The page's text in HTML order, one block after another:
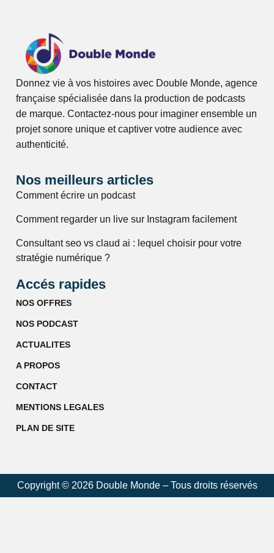
Donnez vie à vos histoires avec Double Monde, agence
française spécialisée dans la production de podcasts
de marque. Contactez-nous pour imaginer ensemble un
projet sonore unique et captiver votre audience avec
authenticité.
Nos meilleurs articles
Comment écrire un podcast
Comment regarder un live sur Instagram facilement
Consultant seo vs claud ai : lequel choisir pour votre
stratégie numérique ?
Accés rapides
NOS OFFRES
NOS PODCAST
ACTUALITES
A PROPOS
CONTACT
MENTIONS LEGALES
PLAN DE SITE
Copyright © 2026 Double Monde – Tous droits réservés